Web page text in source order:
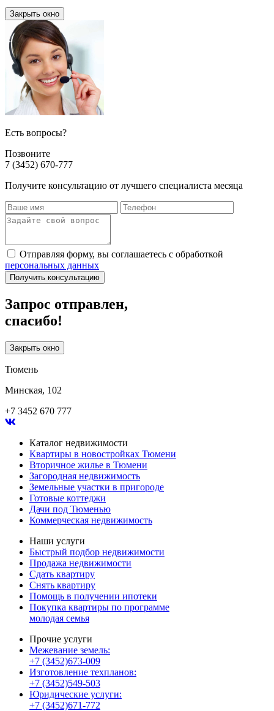
Закрыть окно
Есть вопросы?
Позвоните
7 (3452) 670-777
Получите консультацию от лучшего специалиста месяца
Отправляя форму, вы соглашаетесь с обработкой
персональных данных
Получить консультацию
Запрос отправлен,
спасибо!
Закрыть окно
Тюмень
Минская, 102
+7 3452 670 777
Каталог недвижимости
Квартиры в новостройках Тюмени
Вторичное жилье в Тюмени
Загородная недвижимость
Земельные участки в пригороде
Готовые коттеджи
Дачи под Тюменью
Коммерческая недвижимость
Наши услуги
Быстрый подбор недвижимости
Продажа недвижимости
Сдать квартиру
Снять квартиру
Помощь в получении ипотеки
Покупка квартиры по программе
молодая семья
Прочие услуги
Межевание земель:
+7 (3452)673-009
Изготовление техпланов:
+7 (3452)549-503
Юридические услуги:
+7 (3452)671-772